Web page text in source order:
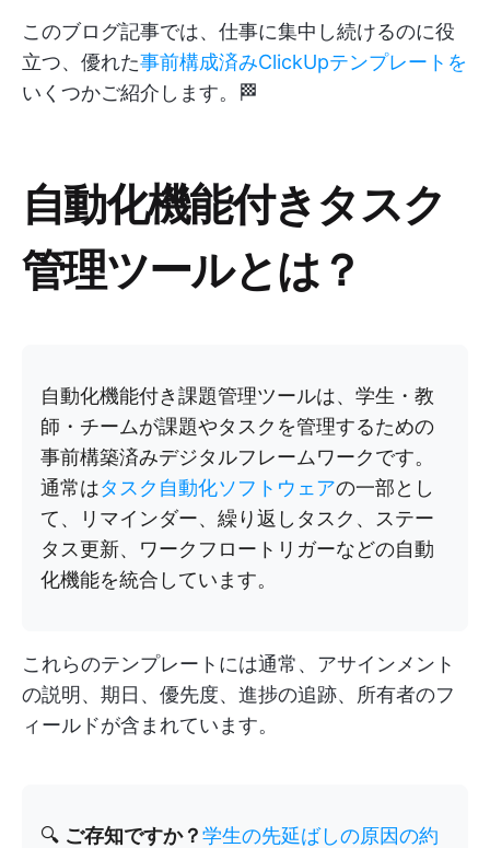
このブログ記事では、仕事に集中し続けるのに役
立つ、優れた事前構成済みClickUpテンプレートを
いくつかご紹介します。🏁
自動化機能付きタスク
管理ツールとは？
自動化機能付き課題管理ツールは、学生・教
師・チームが課題やタスクを管理するための
事前構築済みデジタルフレームワークです。
通常はタスク自動化ソフトウェアの一部とし
て、リマインダー、繰り返しタスク、ステー
タス更新、ワークフロートリガーなどの自動
化機能を統合しています。
これらのテンプレートには通常、アサインメント
の説明、期日、優先度、進捗の追跡、所有者のフ
ィールドが含まれています。
🔍 ご存知ですか？学生の先延ばしの原因の約